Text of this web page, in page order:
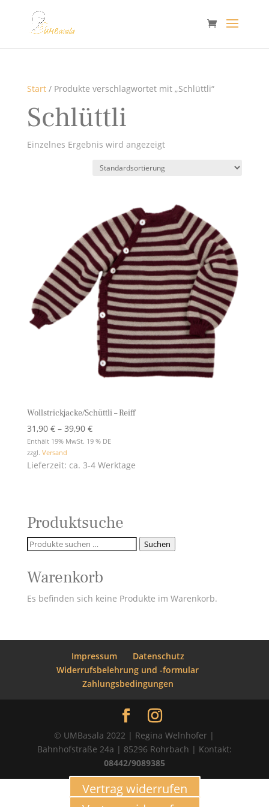
Start/ Produkte verschlagwortet mit „Schlüttli“
Schlüttli
Einzelnes Ergebnis wird angezeigt
Wollstrickjacke/Schüttli – Reiff
31,90 € – 39,90 €Preisspanne:
31,90 €
39,90 €
Enthält 19% MwSt. 19 % DE
zzgl. Versand
Lieferzeit: ca. 3-4 Werktage
Produktsuche
Suchen
Suchen
Warenkorb
Es befinden sich keine Produkte im Warenkorb.
Impressum
Datenschutz
Widerrufsbelehrung und -formular
Zahlungsbedingungen
© UMBasala 2022 | Regina Welnhofer |
Bahnhofstraße 24a | 85296 Rohrbach | Kontakt:
08442/9089385
Vertrag widerrufen